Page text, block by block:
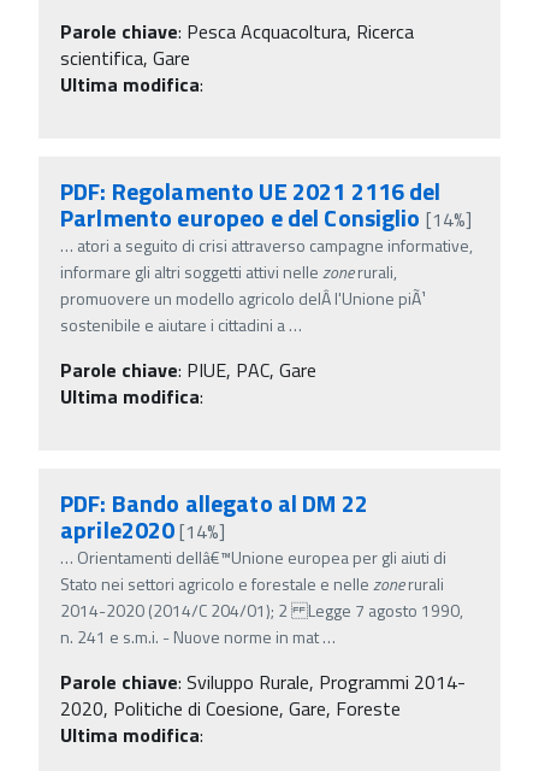
Parole chiave: Pesca Acquacoltura, Ricerca
scientifica, Gare
Ultima modifica:
PDF: Regolamento UE 2021 2116 del
Parlmento europeo e del Consiglio [14%]
… atori a seguito di crisi attraverso campagne informative,
informare gli altri soggetti attivi nellezonerurali,
promuovere un modello agricolo delÂ­ l'Unione piÃ¹
sostenibile e aiutare i cittadini a…
Parole chiave: PIUE, PAC, Gare
Ultima modifica:
PDF: Bando allegato al DM 22
aprile2020[14%]
… Orientamenti dellâ€™Unione europea per gli aiuti di
Stato nei settori agricolo e forestale e nellezonerurali
2014-2020 (2014/C 204/01); 2 Legge 7 agosto 1990,
n. 241 e s.m.i. - Nuove norme in mat…
Parole chiave: Sviluppo Rurale, Programmi 2014-
2020, Politiche di Coesione, Gare, Foreste
Ultima modifica: